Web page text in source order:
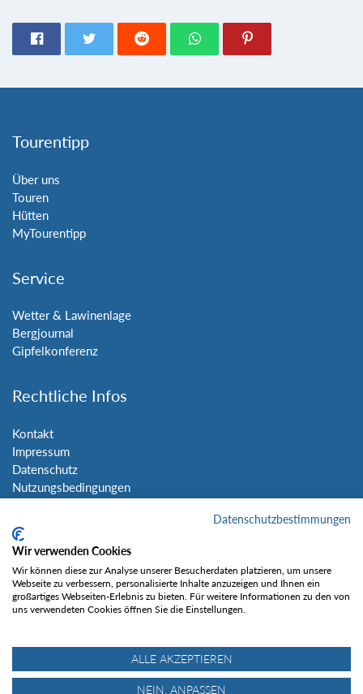
Tourentipp
Über uns
Touren
Hütten
MyTourentipp
Service
Wetter & Lawinenlage
Bergjournal
Gipfelkonferenz
Rechtliche Infos
Kontakt
Impressum
Datenschutz
Nutzungsbedingungen
Social Media
Gefällt mir
Datenschutzbestimmungen
Wir verwenden Cookies
Wir können diese zur Analyse unserer Besucherdaten platzieren, um unsere
Webseite zu verbessern, personalisierte Inhalte anzuzeigen und Ihnen ein
großartiges Webseiten-Erlebnis zu bieten. Für weitere Informationen zu den von
uns verwendeten Cookies öffnen Sie die Einstellungen.
ALLE AKZEPTIEREN
NEIN, ANPASSEN